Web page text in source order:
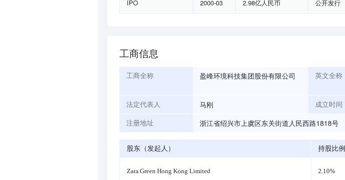
IPO 2000-03 2.98亿人民币 公开发行
工商信息
工商全称 盈峰环境科技集团股份有限公司 英文全称
法定代表人 马刚 成立时间
注册地址 浙江省绍兴市上虞区东关街道人民西路1818号
股东（发起人） 持股比例
Zara Green Hong Kong Limited 2.10%